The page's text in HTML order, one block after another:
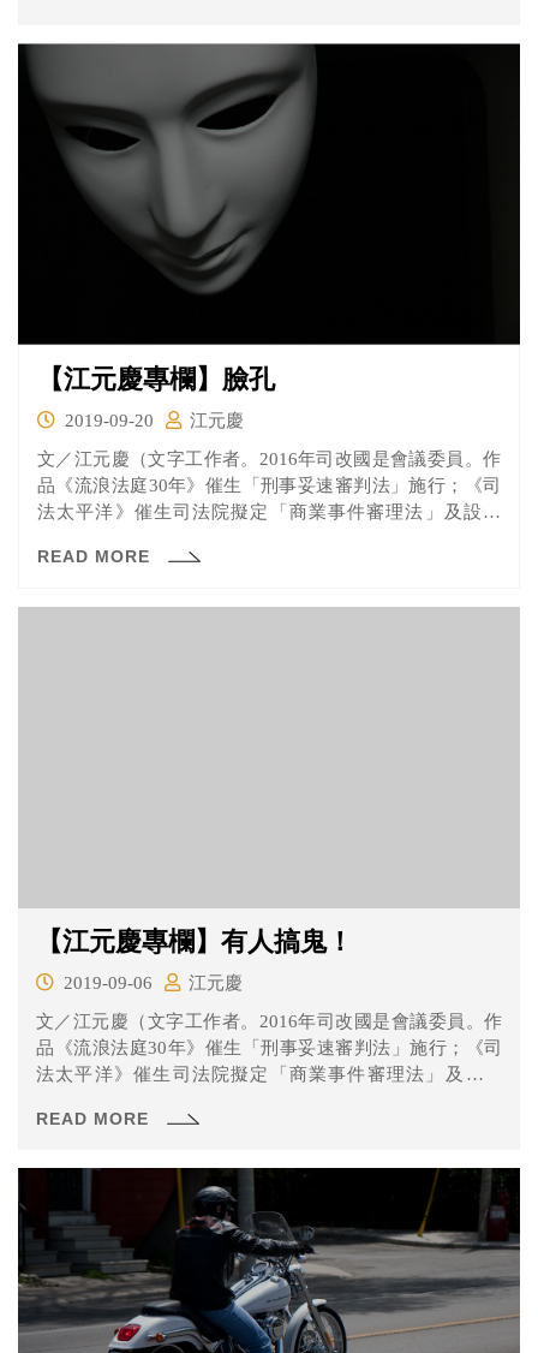
【江元慶專欄】臉孔
2019-09-20
江元慶
文／江元慶（文字工作者。2016年司改國是會議委員。作
品《流浪法庭30年》催生「刑事妥速審判法」施行；《司
法太平洋》催生司法院擬定「商業事件審理法」及設置
READ MORE
【江元慶專欄】有人搞鬼！
2019-09-06
江元慶
文／江元慶（文字工作者。2016年司改國是會議委員。作
品《流浪法庭30年》催生「刑事妥速審判法」施行；《司
法太平洋》催生司法院擬定「商業事件審理法」及設置
READ MORE